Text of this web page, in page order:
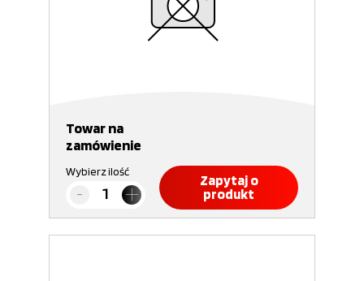
Towar na
zamówienie
Wybierz ilość
Zapytaj o
produkt